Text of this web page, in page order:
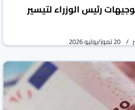
رئيس الوزراء لتيسير
20 تموز/يوليو 2026